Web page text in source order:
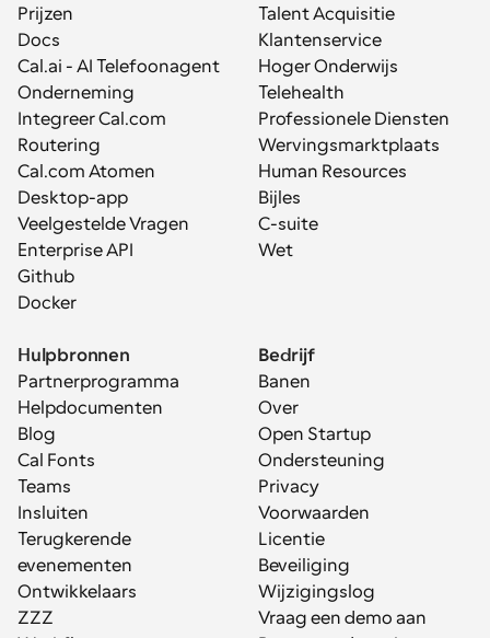
Prijzen
Docs
Cal.ai - AI Telefoonagent
Onderneming
Integreer Cal.com
Routering
Cal.com Atomen
Desktop-app
Veelgestelde Vragen
Enterprise API
Github
Docker
Talent Acquisitie
Klantenservice
Hoger Onderwijs
Telehealth
Professionele Diensten
Wervingsmarktplaats
Human Resources
Bijles
C-suite
Wet
Hulpbronnen
Partnerprogramma
Helpdocumenten
Blog
Cal Fonts
Teams
Insluiten
Terugkerende
evenementen
Ontwikkelaars
ZZZ
Bedrijf
Banen
Over
Open Startup
Ondersteuning
Privacy
Voorwaarden
Licentie
Beveiliging
Wijzigingslog
Vraag een demo aan